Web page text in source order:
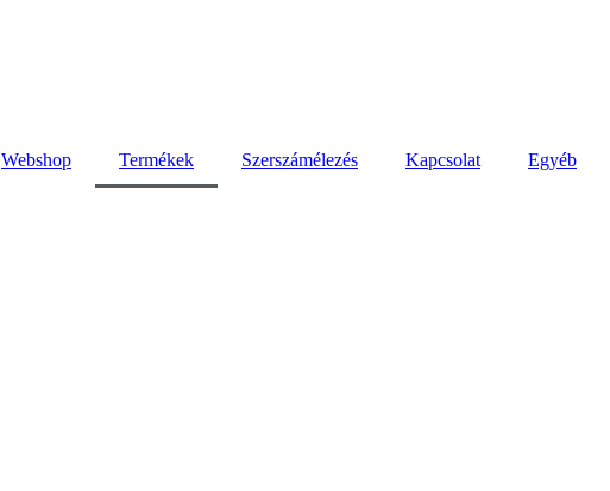
Webshop Termékek Szerszámélezés Kapcsolat Egyéb